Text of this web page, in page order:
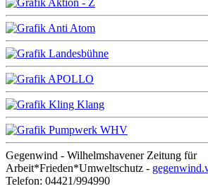
Gegenwind - Wilhelmshavener Zeitung für
Arbeit*Frieden*Umweltschutz -
Telefon: 04421/994990